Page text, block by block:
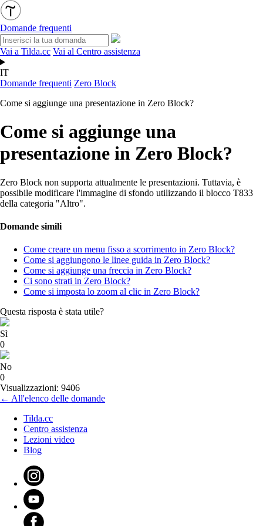
Domande frequenti
Vai a Tilda.cc Vai al Centro assistenza
IT
Domande frequenti Zero Block
Come si aggiunge una presentazione in Zero Block?
Come si aggiunge una
presentazione in Zero Block?
Zero Block non supporta attualmente le presentazioni. Tuttavia, è
possibile modificare l'immagine di sfondo utilizzando il blocco T833
della categoria "Altro".
Domande simili
Come creare un menu fisso a scorrimento in Zero Block?
Come si aggiungono le linee guida in Zero Block?
Come si aggiunge una freccia in Zero Block?
Ci sono strati in Zero Block?
Come si imposta lo zoom al clic in Zero Block?
Questa risposta è stata utile?
Sì
0
No
0
Visualizzazioni: 9406
← All'elenco delle domande
Tilda.cc
Centro assistenza
Lezioni video
Blog